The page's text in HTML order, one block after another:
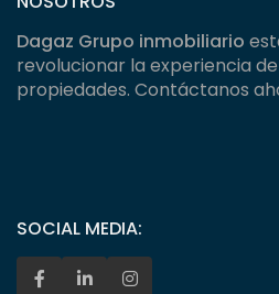
Dagaz Grupo inmobiliario
revolucionar la experiencia
propiedades. Contáctanos
SOCIAL MEDIA: